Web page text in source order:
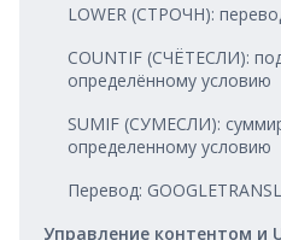
LOWER (СТРОЧН):
COUNTIF (СЧЁТЕСЛИ):
определённому условию
SUMIF (СУМЕСЛИ):
определенному условию
Перевод:
Управление контентом и